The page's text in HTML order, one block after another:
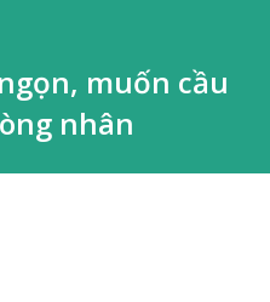
muốn cầu
nhân